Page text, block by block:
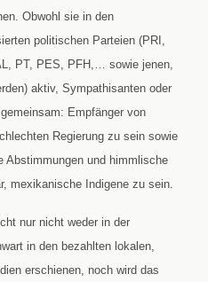
Obwohl sie in den
politischen Parteien (PRI,
PT, PES, PFH,… sowie jenen,
aktiv, Sympathisanten oder
Empfänger von
Regierung zu sein sowie
Abstimmungen und himmlische
mexikanische Indigene zu sein.
nur nicht weder in der
in den bezahlten lokalen,
erschienen, noch wird das